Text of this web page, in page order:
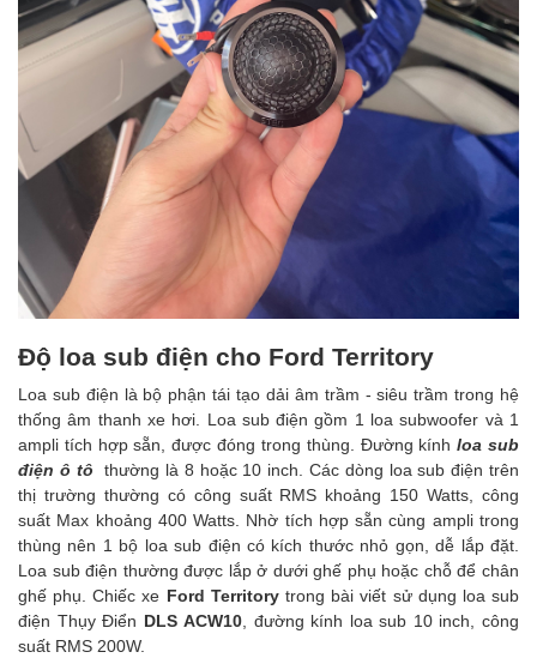
Độ loa sub điện cho Ford Territory
Loa sub điện là bộ phận tái tạo dải âm trầm - siêu trầm trong hệ
thống âm thanh xe hơi. Loa sub điện gồm 1 loa subwoofer và 1
ampli tích hợp sẵn, được đóng trong thùng. Đường kínhloa sub
điện ô tô thường là 8 hoặc 10 inch. Các dòng loa sub điện trên
thị trường thường có công suất RMS khoảng 150 Watts, công
suất Max khoảng 400 Watts. Nhờ tích hợp sẵn cùng ampli trong
thùng nên 1 bộ loa sub điện có kích thước nhỏ gọn, dễ lắp đặt.
Loa sub điện thường được lắp ở dưới ghế phụ hoặc chỗ để chân
ghế phụ. Chiếc xe Ford Territorytrong bài viết sử dụng loa sub
điện Thụy Điển DLS ACW10, đường kính loa sub 10 inch, công
suất RMS 200W.